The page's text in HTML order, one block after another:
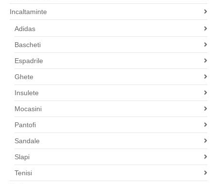
Incaltaminte
Adidas
Bascheti
Espadrile
Ghete
Insulete
Mocasini
Pantofi
Sandale
Slapi
Tenisi